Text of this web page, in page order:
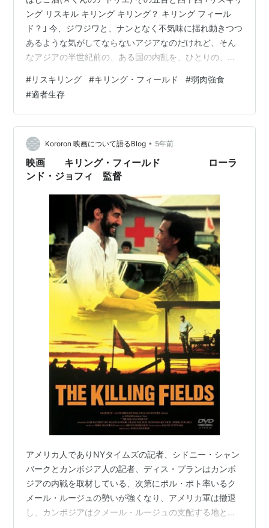
ング リスキル キリング キリング？ キリング フィール
ド？｣ 今、ジワジワと、ナンとなく不気味に揺れ動きつつ
あるような気がしてならないアジアなのだけれど、そん
なアジアの半世紀前の、ある国の内乱を、ひとりの、い
映画がある。 ソレが、『キリング・フィールド』。 ピュ
ーリッツァー賞受賞のノンフィクションが原作であるこ
の映画は、実話ということもあって、想像以上に重い。
しかし、どの国も、ナニかの弾みでコウなってしまうと
いう可能性を、危険性を、秘めているんだというコト
を、私たちは忘れるべきではない…
#リスキリング #キリング・フィールド #弱肉強食
#適者生存
Kororon 映画について語るBlog • 5年前
映画 キリング・フィールド ローラ
ンド・ジョフィ 監督
アメリカ人でありNYタイムズの記者、シドニー・シャン
バークとカンボジア人の記者、ディス・プランはカンボ
ジアの内戦を取材している、次第にポル・ポト率いるク
メール・ルージュの勢いが強くなり、アメリカ軍は撤退
し、カンボジアはクメール・ルージュの支配する地とな